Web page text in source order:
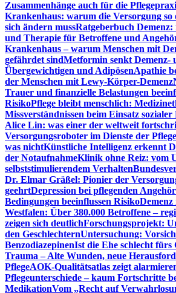
Zusammenhänge auch für die
Krankenhaus: warum die Versorgung so
sich ändern mussRatgeberbuch Demenz:
und Therapie für Betroffene und
Krankenhaus – warum Menschen mit
gefährdet sindMetformin senkt Demenz-
Übergewichtigen und AdipösenApathie
der Menschen mit Lewy-Körper-Demenz
Trauer und finanzielle Belastungen
RisikoPflege bleibt menschlich:
Missverständnissen beim Einsatz sozialer
Alice Lin: was einer der weltweit
Versorgungsroboter im Dienste der
was nichtKünstliche Intelligenz erkennt
der NotaufnahmeKlinik ohne Reiz: vom
selbststimulierendem Verhalten
Dr. Elmar Gräßel: Pionier der
geehrtDepression bei pflegenden
Bedingungen beeinflussen Risiko
Westfalen: Über 380.000 Betroffene –
zeigen sich deutlichForschungsprojekt:
den GeschlechternUntersuchung:
BenzodiazepinenIst die Ehe schlecht fürs
Trauma – Alte Wunden, neue
PflegeAOK-Qualitätsatlas zeigt
Pflegeunterschiede – kaum Fortschritte
MedikationVom „Recht auf